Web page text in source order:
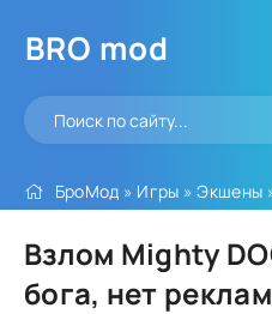
BRO mod
БроМод » Игры »Экшены
Взлом Mighty
бога, нет